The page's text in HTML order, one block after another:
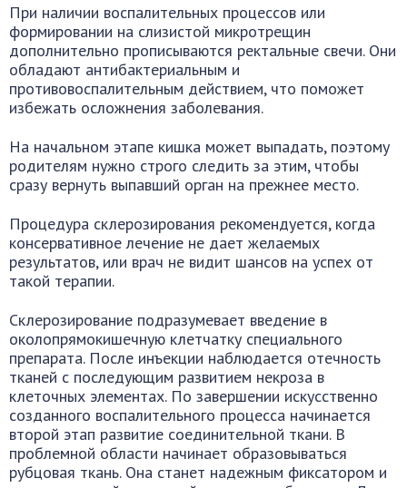
При наличии воспалительных процессов или
формировании на слизистой микротрещин
дополнительно прописываются ректальные свечи. Они
обладают антибактериальным и
противовоспалительным действием, что поможет
избежать осложнения заболевания.
На начальном этапе кишка может выпадать, поэтому
родителям нужно строго следить за этим, чтобы
сразу вернуть выпавший орган на прежнее место.
Процедура склерозирования рекомендуется, когда
консервативное лечение не дает желаемых
результатов, или врач не видит шансов на успех от
такой терапии.
Склерозирование подразумевает введение в
околопрямокишечную клетчатку специального
препарата. После инъекции наблюдается отечность
тканей с последующим развитием некроза в
клеточных элементах. По завершении искусственно
созданного воспалительного процесса начинается
второй этап развитие соединительной ткани. В
проблемной области начинает образовываться
рубцовая ткань. Она станет надежным фиксатором и